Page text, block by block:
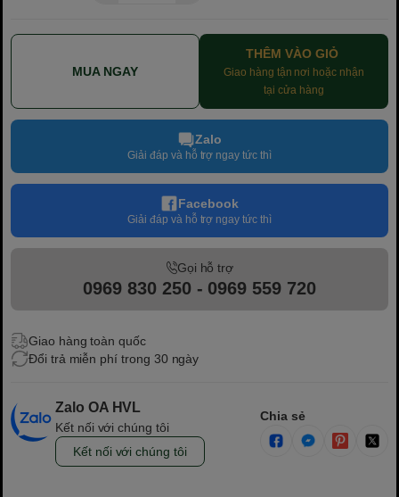
MUA NGAY
THÊM VÀO GIỎ
Giao hàng tận nơi hoặc nhận
tại cửa hàng
Zalo
Giải đáp và hỗ trợ ngay tức thì
Facebook
Giải đáp và hỗ trợ ngay tức thì
Gọi hỗ trợ
0969 830 250 - 0969 559 720
Giao hàng toàn quốc
Đổi trả miễn phí trong 30 ngày
Zalo OA HVL
Kết nối với chúng tôi
Kết nối với chúng tôi
Chia sẻ